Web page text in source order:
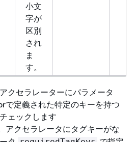
小文
字が
区別
され
ま
す。
クセラレーターにパラメータ
で定義された特定のキーを持つ
ェックします
アクセラレータにタグキーがな